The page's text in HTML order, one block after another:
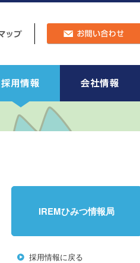
IREMひみつ情報局
採用情報に戻る